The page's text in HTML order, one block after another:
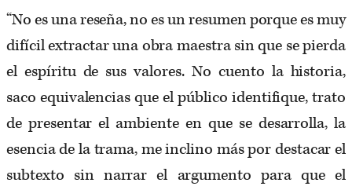
“No es una reseña, no es un resumen porque es muy
difícil extractar una obra maestra sin que se pierda
el espíritu de sus valores. No cuento la historia,
saco equivalencias que el público identifique, trato
de presentar el ambiente en que se desarrolla, la
esencia de la trama, me inclino más por destacar el
subtexto sin narrar el argumento para que el